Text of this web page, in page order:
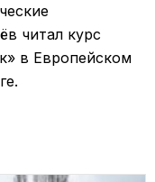
читал курс
в Европейском